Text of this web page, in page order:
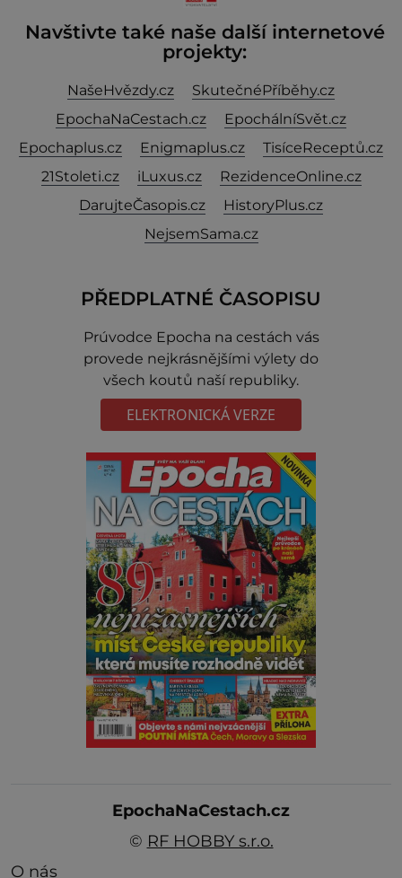
Navštivte také naše další internetové
projekty:
NašeHvězdy.cz
SkutečnéPříběhy.cz
EpochaNaCestach.cz
EpochálníSvět.cz
Epochaplus.cz
Enigmaplus.cz
TisíceReceptů.cz
21Stoleti.cz
iLuxus.cz
RezidenceOnline.cz
DarujteČasopis.cz
HistoryPlus.cz
NejsemSama.cz
PŘEDPLATNÉ ČASOPISU
Prúvodce Epocha na cestách vás
provede nejkrásnějšími výlety do
všech koutů naší republiky.
ELEKTRONICKÁ VERZE
EpochaNaCestach.cz
© RF HOBBY s.r.o.
O nás